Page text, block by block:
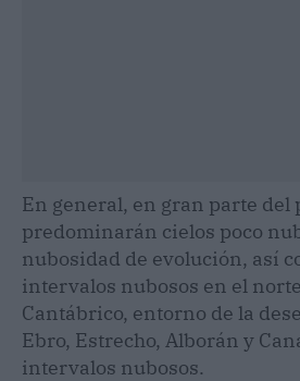
En general, en gran parte del
predominarán cielos poco
nubosidad de evolución, así
intervalos nubosos en el
Cantábrico, entorno de la
Ebro, Estrecho, Alborán y
intervalos nubosos.